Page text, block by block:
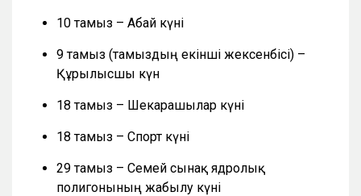
10 тамыз – Абай күні
9 тамыз (тамыздың екінші жексенбісі) –
Құрылысшы күн
18 тамыз – Шекарашылар күні
18 тамыз – Спорт күні
29 тамыз – Семей сынақ ядролық
полигонының жабылу күні